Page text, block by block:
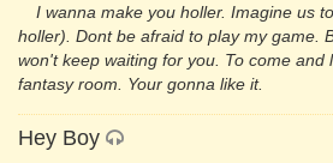
I wanna make you holler. Imagine us
holler). Dont be afraid to play my game.
won't keep waiting for you. To come and
fantasy room. Your gonna like it.
Hey Boy